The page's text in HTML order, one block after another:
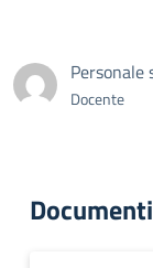
Personale
Docente
Documenti